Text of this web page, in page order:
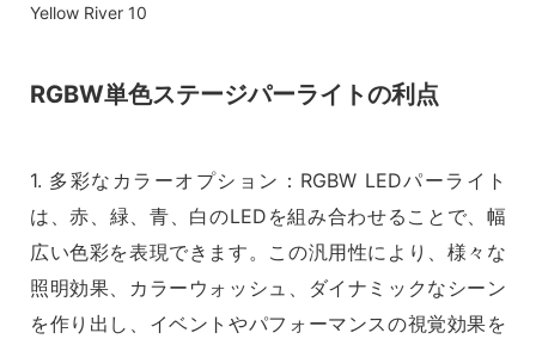
RGBW単色ステージパーライトの利点
1. 多彩なカラーオプション：RGBW LEDパーライト
は、赤、緑、青、白のLEDを組み合わせることで、幅
広い色彩を表現できます。この汎用性により、様々な
照明効果、カラーウォッシュ、ダイナミックなシーン
を作り出し、イベントやパフォーマンスの視覚効果を